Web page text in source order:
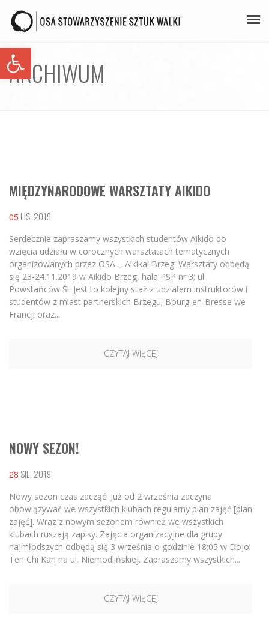
Open toolbar
KONTAKT
ARCHIWUM
MIĘDZYNARODOWE WARSZTATY AIKIDO
05 LIS, 2019
Serdecznie zapraszamy wszystkich studentów Aikido do
wzięcia udziału w corocznych warsztatach tematycznych
organizowanych przez OSA – Aikikai Brzeg. Warsztaty odbędą
się 23-24.11.2019 w Aikido Brzeg, hala PSP nr 3; ul.
Powstańców Śl. Jest to kolejny staż z udziałem instruktorów i
studentów z miast partnerskich Brzegu; Bourg-en-Bresse we
Francji oraz...
CZYTAJ WIĘCEJ
NOWY SEZON!
28 SIE, 2019
Nowy sezon czas zacząć! Już od 2 września zaczyna
obowiązywać we wszystkich klubach regularny plan zajęć [plan
zajęć]. Wraz z nowym sezonem również we wszystkich
klubach ruszają zapisy. Zajęcia organizacyjne dla grupy
najmłodszych odbędą się 3 września o godzinie 18:05 w Dojo
Ten Chi Kan na ul. Niemodlińskiej. Zapraszamy wszystkich...
CZYTAJ WIĘCEJ